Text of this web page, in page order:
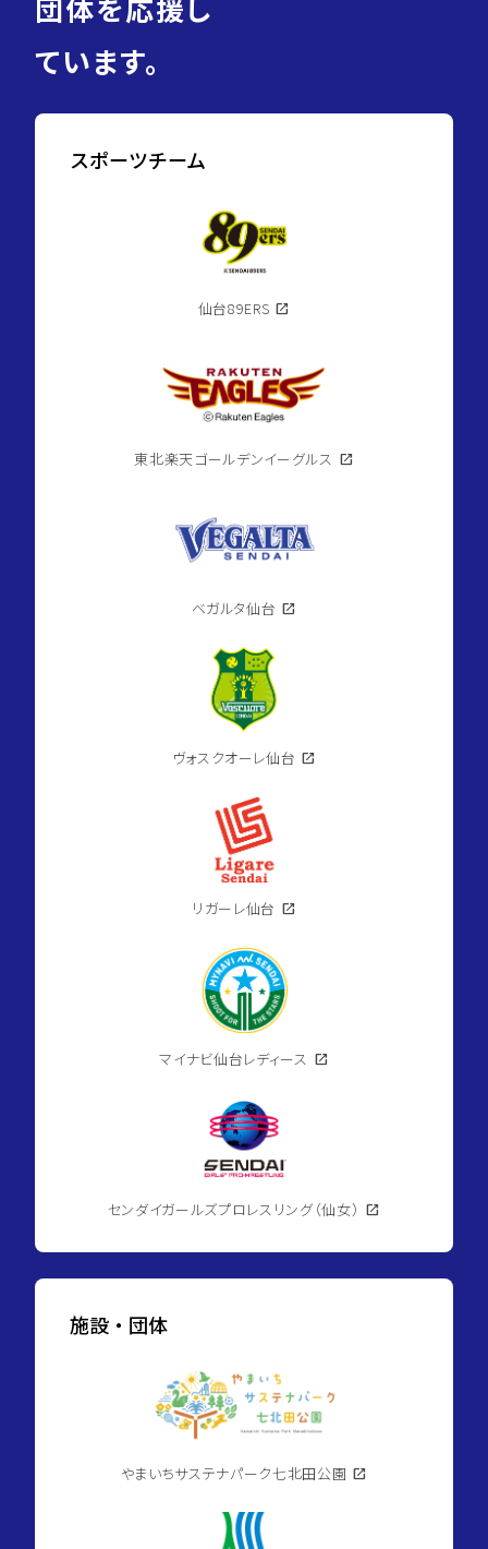
ています。
スポーツチーム
仙台89ERS open_in_new
東北楽天ゴールデンイーグルス open_in_new
ベガルタ仙台 open_in_new
ヴォスクオーレ仙台 open_in_new
リガーレ仙台 open_in_new
マイナビ仙台レディース open_in_new
センダイガールズプロレスリング（仙女） open_in_new
施設・団体
やまいちサステナパーク七北田公園 open_in_new